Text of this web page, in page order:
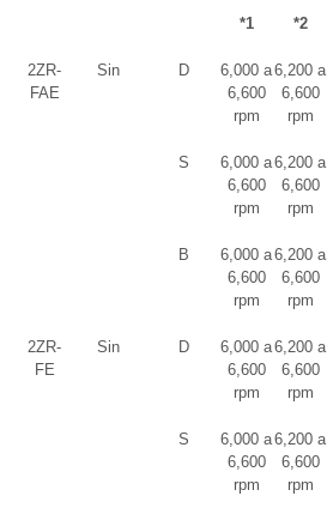
*1
*2
2ZR-
FAE
Sin D
6,000 a
6,600
rpm
6,200 a
6,600
rpm
S
6,000 a
6,600
rpm
6,200 a
6,600
rpm
B
6,000 a
6,600
rpm
6,200 a
6,600
rpm
2ZR-
FE
Sin D
6,000 a
6,600
rpm
6,200 a
6,600
rpm
S
6,000 a
6,600
rpm
6,200 a
6,600
rpm